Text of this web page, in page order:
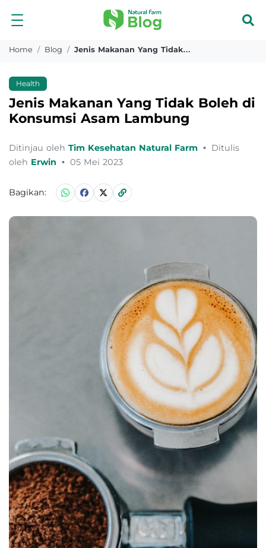
Home Blog Jenis Makanan Yang Tidak Boleh Di Konsumsi Asam Lambung
Health
Jenis Makanan Yang Tidak Boleh di
Konsumsi Asam Lambung
Ditinjau oleh Tim Kesehatan Natural Farm • Ditulis
oleh Erwin • 05 Mei 2023
Bagikan: